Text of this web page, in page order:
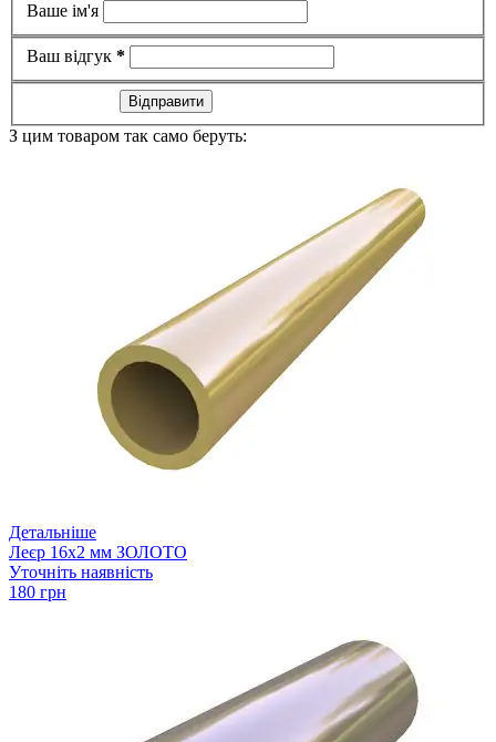
Ваше ім'я
Ваш відгук *
Відправити
З цим товаром так само беруть:
Детальніше
Леєр 16х2 мм ЗОЛОТО
Уточніть наявність
180 грн